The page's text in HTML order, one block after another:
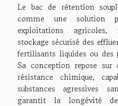
Le bac de rétention
comme une solution
exploitations
stockage sécurisé des
fertilisants liquides ou
Sa conception repose sur
résistance chimique,
substances agressives
garantit la longévité de